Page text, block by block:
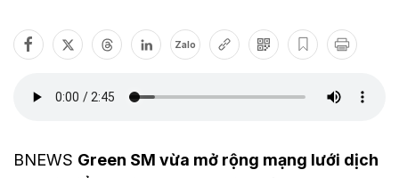
Zalo
BNEWS Green SM vừa mở rộng mạng lưới dịch